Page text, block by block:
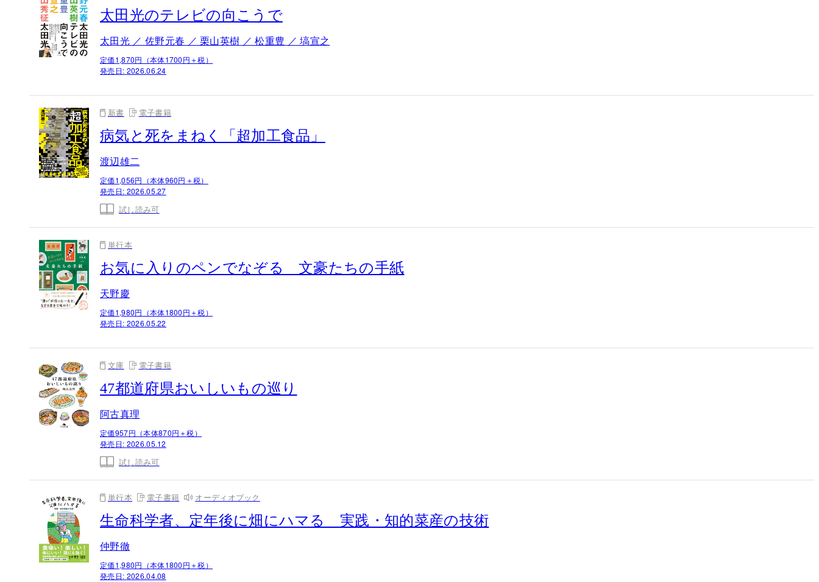
太田光のテレビの向こうで
太田光 ／ 佐野元春 ／ 栗山英樹 ／ 松重豊 ／ 塙宣之
定価1,870円（本体1700円＋税）
発売日: 2026.06.24
新書 電子書籍
病気と死をまねく「超加工食品」
渡辺雄二
定価1,056円（本体960円＋税）
発売日: 2026.05.27
試し読み可
単行本
お気に入りのペンでなぞる 文豪たちの手紙
天野慶
定価1,980円（本体1800円＋税）
発売日: 2026.05.22
文庫 電子書籍
47都道府県おいしいもの巡り
阿古真理
定価957円（本体870円＋税）
発売日: 2026.05.12
試し読み可
単行本 電子書籍 オーディオブック
生命科学者、定年後に畑にハマる 実践・知的菜産の技術
仲野徹
定価1,980円（本体1800円＋税）
発売日: 2026.04.08